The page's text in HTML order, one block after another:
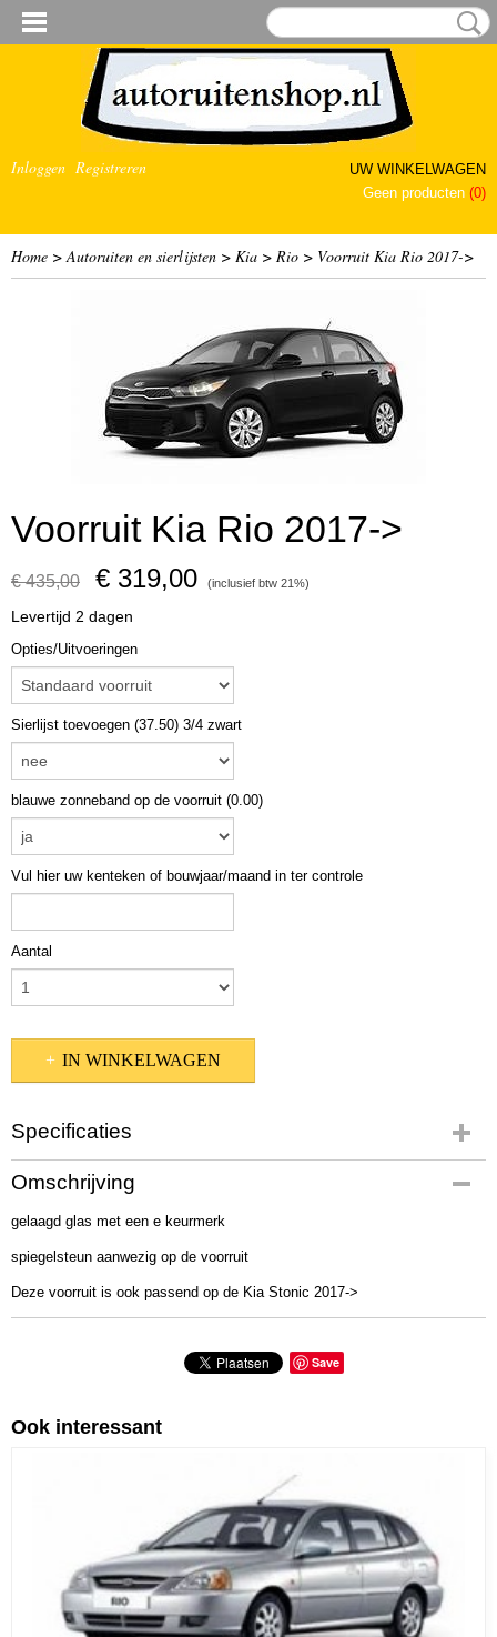
Inloggen Registreren
UW WINKELWAGEN
Geen producten (0)
Home >Autoruiten en sierlijsten > Kia > Rio > Voorruit Kia Rio 2017->
Voorruit Kia Rio 2017->
€ 435,00 € 319,00 (inclusief btw 21%)
Levertijd 2 dagen
Opties/Uitvoeringen
Sierlijst toevoegen (37.50) 3/4 zwart
blauwe zonneband op de voorruit (0.00)
Vul hier uw kenteken of bouwjaar/maand in ter controle
Aantal
IN WINKELWAGEN
Specificaties
Productcode
672-1815
Bruto gewicht
Omschrijving
gelaagd glas met een e keurmerk
spiegelsteun aanwezig op de voorruit
Deze voorruit is ook passend op de Kia Stonic 2017->
Save
Ook interessant